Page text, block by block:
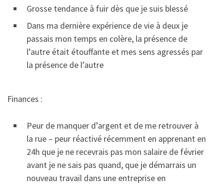
Grosse tendance à fuir dès que je suis blessé
Dans ma dernière expérience de vie à deux je
passais mon temps en colère, la présence de
l’autre était étouffante et mes sens agressés par
la présence de l’autre
Finances :
Peur de manquer d’argent et de me retrouver à
la rue – peur réactivé récemment en apprenant en
24h que je ne recevrais pas mon salaire de février
avant je ne sais pas quand, que je démarrais un
nouveau travail dans une entreprise en